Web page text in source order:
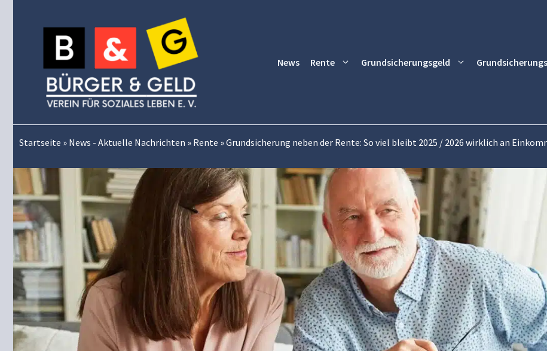
News Rente Grundsicherungsgeld
Startseite » News - Aktuelle Nachrichten » Rente »Grundsicherung neben der Rente: So viel bleibt 2025 / 2026 wirklich an